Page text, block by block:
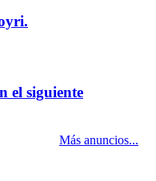
el siguiente
Más anuncios...